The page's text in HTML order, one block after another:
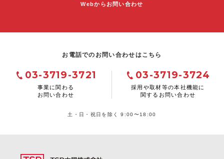
Webからお問い合わせ
お電話でのお問い合わせはこちら
03-3719-3721
事業に関わる
お問い合わせ
03-3719-3724
採用や取材等の本社機能に
関するお問い合わせ
土・日・祝日を除く 9:00〜18:00